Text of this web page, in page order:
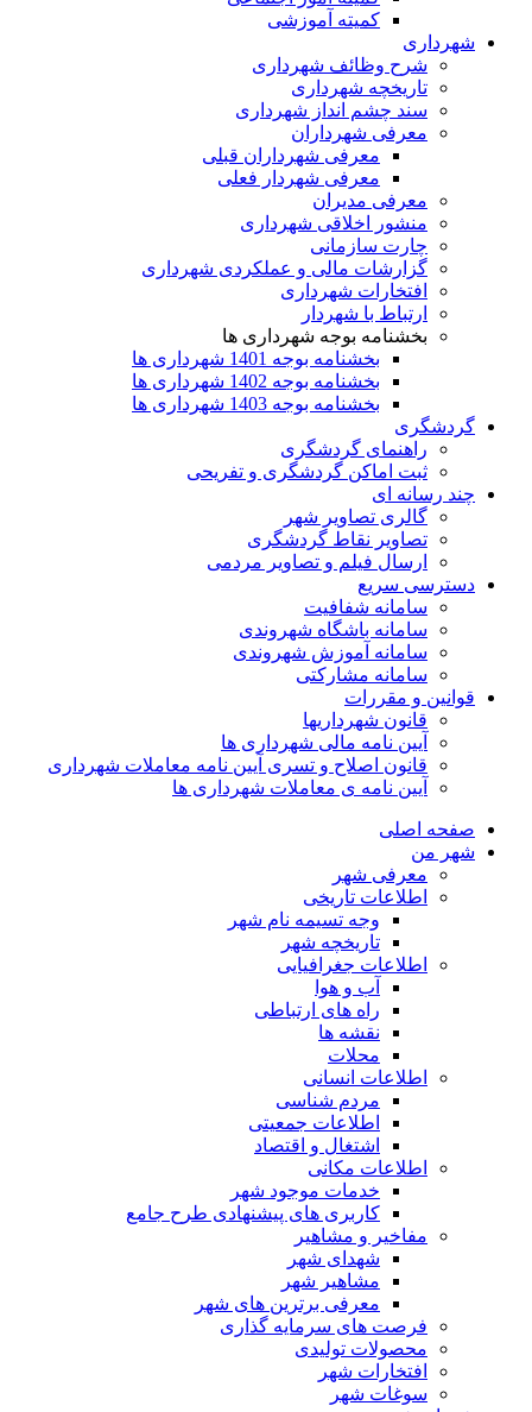
کمیته آموزشی
شهرداری
شرح وظائف شهرداری
تاریخچه شهرداری
سند چشم انداز شهرداری
معرفی شهرداران
معرفی شهرداران قبلی
معرفی شهردار فعلی
معرفی مدیران
منشور اخلاقی شهرداری
چارت سازمانی
گزارشات مالی و عملکردی شهرداری
افتخارات شهرداری
ارتباط با شهردار
بخشنامه بوجه شهرداری ها
بخشنامه بوجه 1401 شهرداری ها
بخشنامه بوجه 1402 شهرداری ها
بخشنامه بوجه 1403 شهرداری ها
گردشگری
راهنمای گردشگری
ثبت اماکن گردشگری و تفریحی
چند رسانه ای
گالری تصاویر شهر
تصاویر نقاط گردشگری
ارسال فیلم و تصاویر مردمی
دسترسی سریع
سامانه شفافیت
سامانه باشگاه شهروندی
سامانه آموزش شهروندی
سامانه مشارکتی
قوانین و مقررات
قانون شهرداریها
آیین نامه مالی شهرداری ها
قانون اصلاح و تسری آیین نامه معاملات شهرداری
آیین نامه ی معاملات شهرداری ها
صفحه اصلی
شهر من
معرفی شهر
اطلاعات تاریخی
وجه تسیمه نام شهر
تاریخچه شهر
اطلاعات جغرافیایی
آب و هوا
راه های ارتباطی
نقشه ها
محلات
اطلاعات انسانی
مردم شناسی
اطلاعات جمعیتی
اشتغال و اقتصاد
اطلاعات مکانی
خدمات موجود شهر
کاربری های پیشنهادی طرح جامع
مفاخیر و مشاهیر
شهدای شهر
مشاهیر شهر
معرفی برترین های شهر
فرصت های سرمایه گذاری
محصولات تولیدی
افتخارات شهر
سوغات شهر